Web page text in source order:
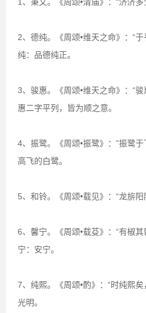
1、秉文。《周颂•清庙》：“济济多
2、德纯。《周颂•维天之命》：“
纯：品德纯正。
3、骏惠。《周颂•维天之命》：“骏
惠二字平列，皆为顺之意。
4、振鹭。《周颂•振鹭》：”振鹭
高飞的白鹭。
5、和铃。《周颂•载见》：“龙旂阳
6、馨宁。《周颂•载芟》：“有椒其
宁：安宁。
7、纯熙。《周颂•酌》：“时纯熙矣
光明。